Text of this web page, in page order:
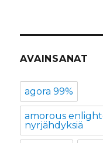
AVAINSANAT
agora 99%
amorous
nyrjähdyksiä